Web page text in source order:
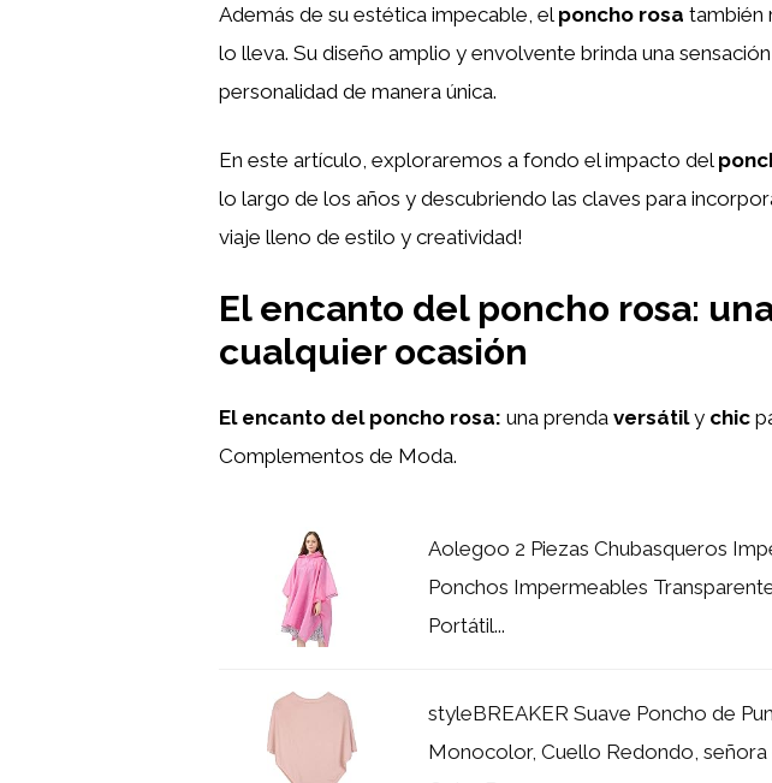
Además de su estética impecable, el poncho rosa también
lo lleva. Su diseño amplio y envolvente brinda una
personalidad de manera única.
En este artículo, exploraremos a fondo el impacto del
lo largo de los años y descubriendo las claves para
viaje lleno de estilo y creatividad!
El encanto del poncho rosa:
cualquier ocasión
El encanto del poncho rosa: una prenda versátily chic
Complementos de Moda.
Aolegoo 2 Piezas Chubasqueros
Ponchos Impermeables
Portátil...
styleBREAKER Suave Poncho de
Monocolor, Cuello Redondo, señora